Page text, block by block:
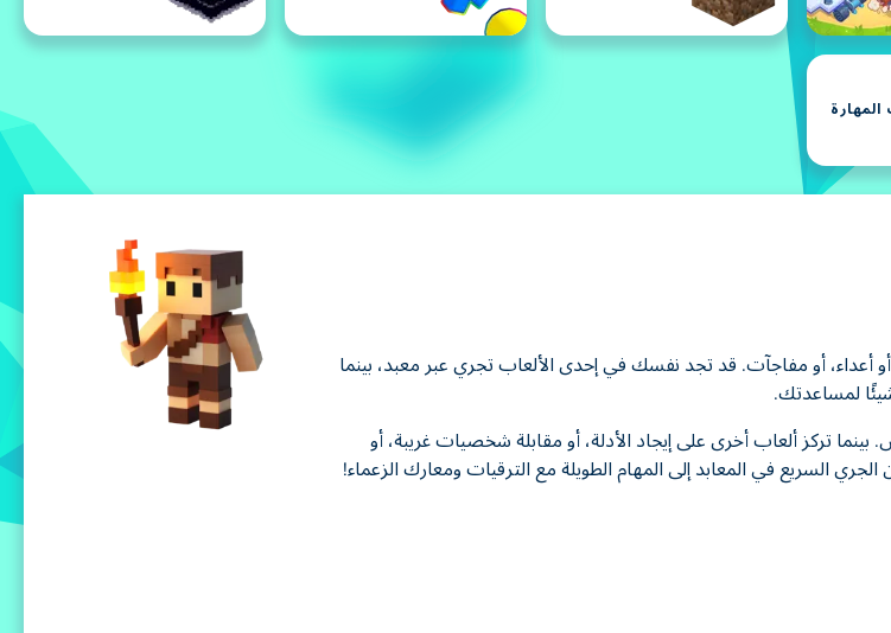
المهارة
أو مفاجآت. قد تجد نفسك في إحدى الألعاب تجري عبر معبد، بينما
لمساعدتك.
تركز ألعاب أخرى على إيجاد الأدلة، أو مقابلة شخصيات غريبة، أو
الجري السريع في المعابد إلى المهام الطويلة مع الترقيات ومعارك الزعماء!